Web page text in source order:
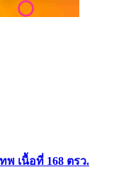
พ เนื้อที่ 168 ตรว.